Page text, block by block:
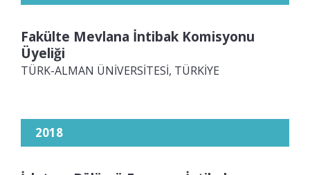
Fakülte Mevlana İntibak Komisyonu
Üyeliği
TÜRK-ALMAN ÜNİVERSİTESİ, TÜRKİYE
2018